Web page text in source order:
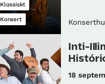
Klassiskt
Konsert
Inti-
18